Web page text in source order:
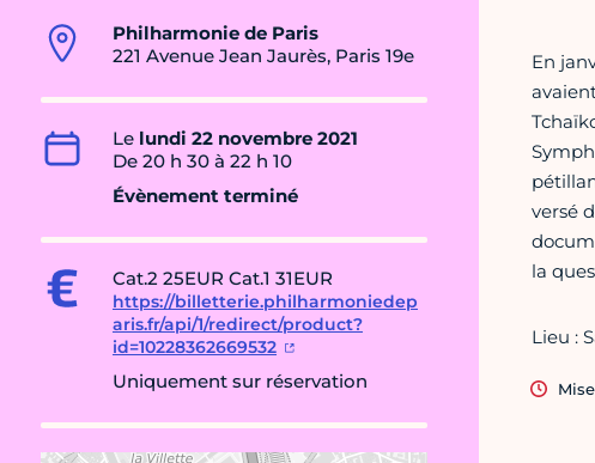
Philharmonie de Paris
221 Avenue Jean Jaurès, Paris 19e
Le lundi 22 novembre 2021
De 20 h 30 à 22 h 10
Évènement terminé
Cat.2 25EUR Cat.1 31EUR
https://billetterie.philharmoniedep
aris.fr/api/1/redirect/product?
id=10228362669532
Uniquement sur réservation
En
versé
la
Lieu :